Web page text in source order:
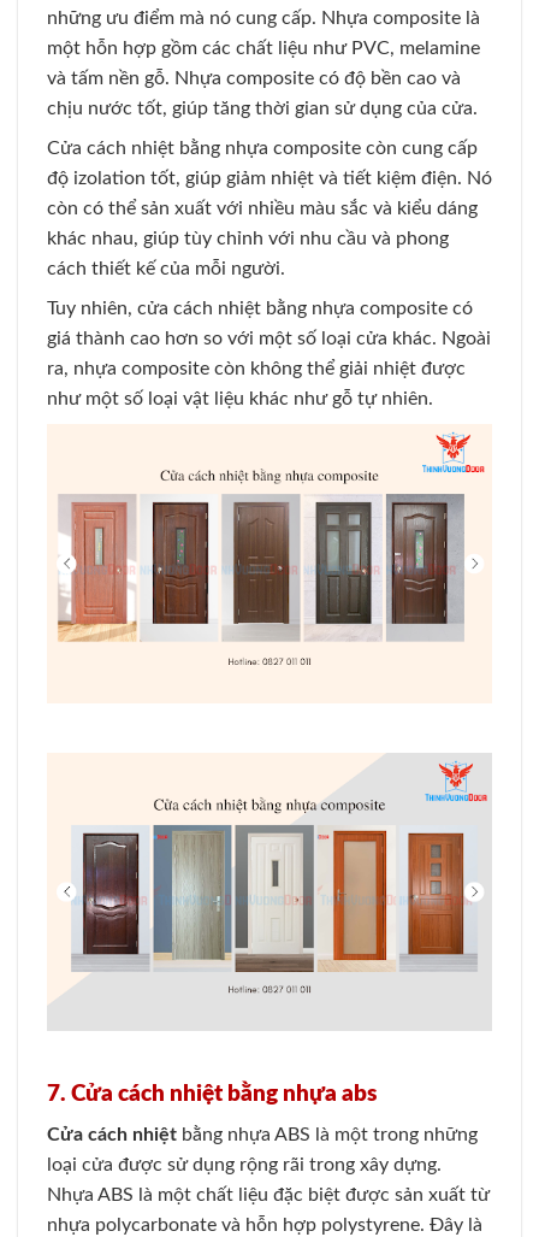
những ưu điểm mà nó cung cấp. Nhựa composite là
một hỗn hợp gồm các chất liệu như PVC, melamine
và tấm nền gỗ. Nhựa composite có độ bền cao và
chịu nước tốt, giúp tăng thời gian sử dụng của cửa.
Cửa cách nhiệt bằng nhựa composite còn cung cấp
độ izolation tốt, giúp giảm nhiệt và tiết kiệm điện. Nó
còn có thể sản xuất với nhiều màu sắc và kiểu dáng
khác nhau, giúp tùy chỉnh với nhu cầu và phong
cách thiết kế của mỗi người.
Tuy nhiên, cửa cách nhiệt bằng nhựa composite có
giá thành cao hơn so với một số loại cửa khác. Ngoài
ra, nhựa composite còn không thể giải nhiệt được
như một số loại vật liệu khác như gỗ tự nhiên.
7. Cửa cách nhiệt bằng nhựa abs
Cửa cách nhiệt bằng nhựa ABS là một trong những
loại cửa được sử dụng rộng rãi trong xây dựng.
Nhựa ABS là một chất liệu đặc biệt được sản xuất từ
nhựa polycarbonate và hỗn hợp polystyrene. Đây là